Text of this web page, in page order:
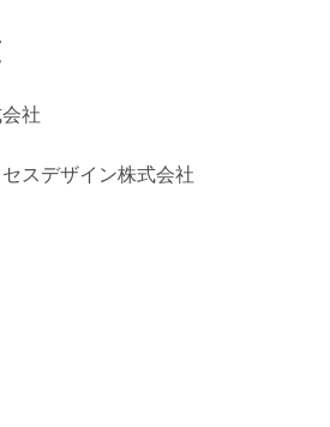
社
スデザイン株式会社